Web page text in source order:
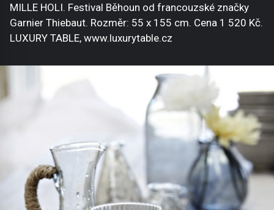
MILLE HOLI. Festival Běhoun od francouzské značky
Garnier Thiebaut. Rozměr: 55 x 155 cm. Cena 1 520 Kč.
LUXURY TABLE, www.luxurytable.cz